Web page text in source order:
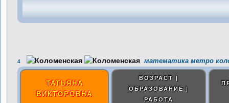
4 математика метро
ТАТЬЯНА
ВИКТОРОВНА
ВОЗРАСТ |
ОБРАЗОВАНИЕ |
РАБОТА